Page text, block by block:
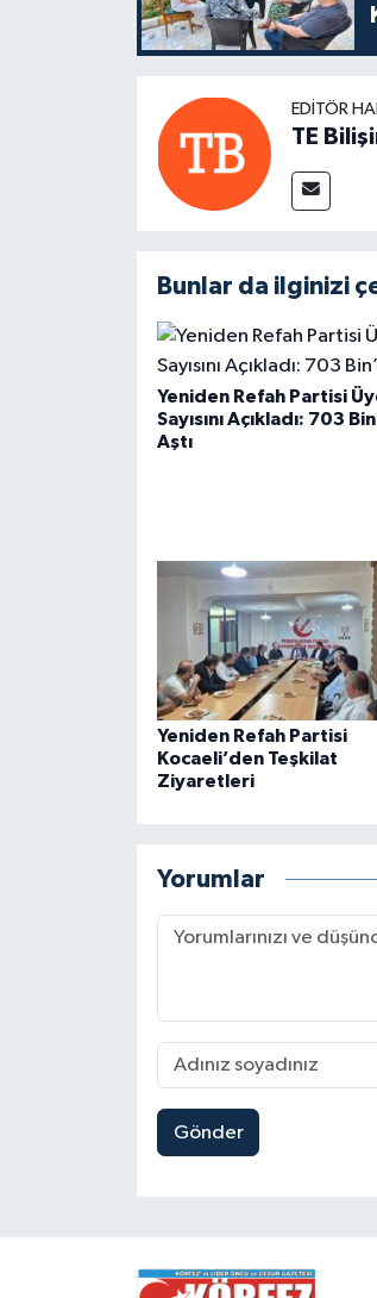
EDITÖR
TE
Bunlar da ilginizi
Yeniden Refah Partisi
Sayısını Açıkladı: 703
Aştı
Yeniden Refah Partisi
Kocaeli’den Teşkilat
Ziyaretleri
Yorumlar
Gönder